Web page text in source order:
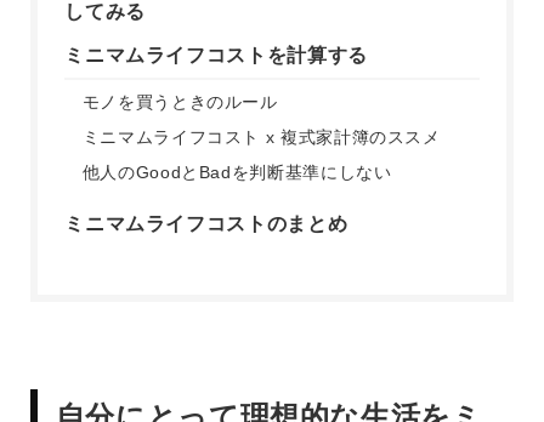
してみる
ミニマムライフコストを計算する
モノを買うときのルール
ミニマムライフコスト x 複式家計簿のススメ
他人のGoodとBadを判断基準にしない
ミニマムライフコストのまとめ